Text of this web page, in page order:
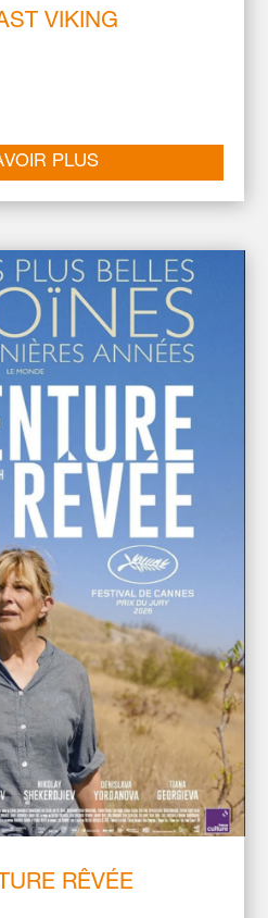
VIKING
PLUS
RÊVÉE